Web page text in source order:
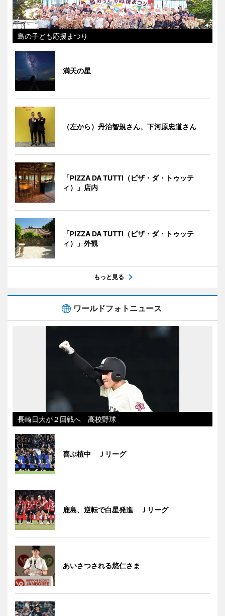
島の子ども応援まつり
満天の星
（左から）丹治智規さん、下河原忠道さん
「PIZZA DA TUTTI（ピザ・ダ・トゥッテ
ィ）」店内
「PIZZA DA TUTTI（ピザ・ダ・トゥッテ
ィ）」外観
もっと見る
ワールドフォトニュース
長崎日大が２回戦へ 高校野球
喜ぶ植中 Ｊリーグ
鹿島、逆転で白星発進 Ｊリーグ
あいさつされる悠仁さま